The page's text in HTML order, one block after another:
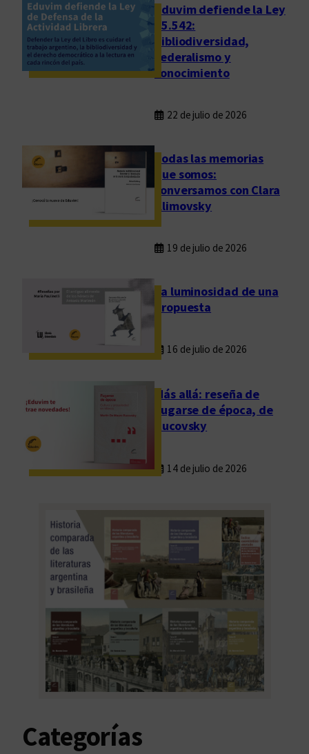
Eduvim defiende la Ley
25.542:
bibliodiversidad,
federalismo y
conocimiento
22 de julio de 2026
Todas las memorias
que somos:
conversamos con Clara
Klimovsky
19 de julio de 2026
La luminosidad de una
propuesta
16 de julio de 2026
Más allá: reseña de
Fugarse de época, de
Rucovsky
14 de julio de 2026
Categorías